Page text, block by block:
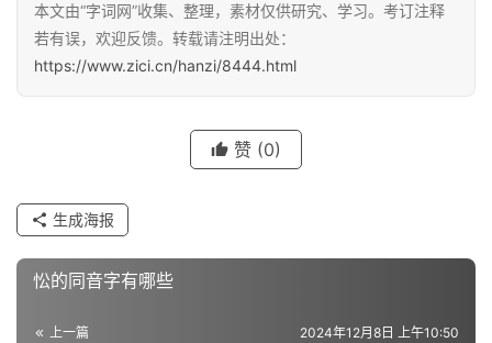
组
词
义
词
近
本文由“字词网”收集、整理，素材仅供研究、学习。考订注释
若有误，欢迎反馈。转载请注明出处：
https://www.zici.cn/hanzi/8444.html
赞 (0)
生成海报
忪的同音字有哪些
上一篇 2024年12月8日 上午10:50